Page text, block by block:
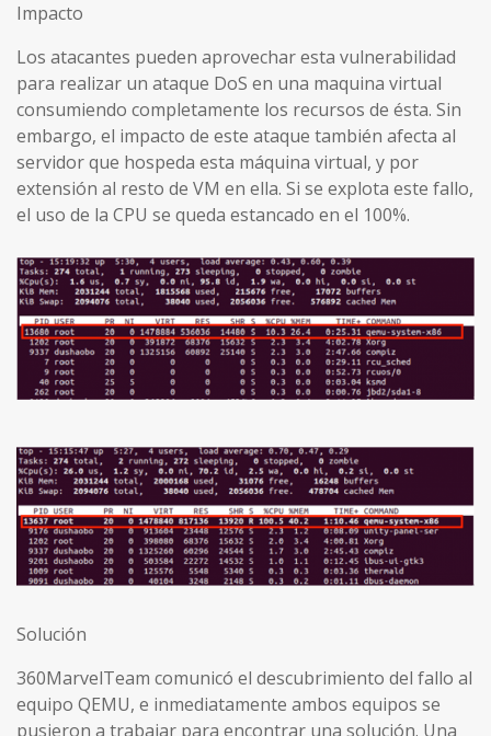
Impacto
Los atacantes pueden aprovechar esta vulnerabilidad
para realizar un ataque DoS en una maquina virtual
consumiendo completamente los recursos de ésta. Sin
embargo, el impacto de este ataque también afecta al
servidor que hospeda esta máquina virtual, y por
extensión al resto de VM en ella. Si se explota este fallo,
el uso de la CPU se queda estancado en el 100%.
Solución
360MarvelTeam comunicó el descubrimiento del fallo al
equipo QEMU, e inmediatamente ambos equipos se
pusieron a trabajar para encontrar una solución. Una